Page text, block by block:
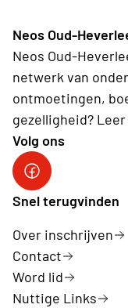
Neos Oud-
Neos Oud-
netwerk van
ontmoetingen,
gezelligheid?
Volg ons
Facebook
Snel terugvinden
Over inschrijven
Contact
Word lid
Nuttige Links